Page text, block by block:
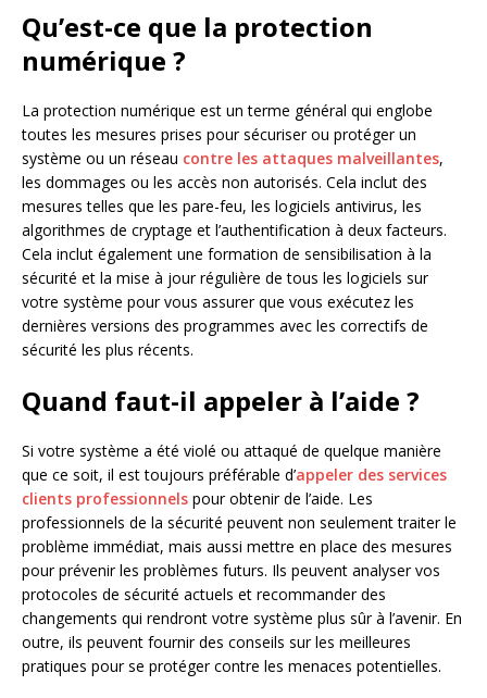
Qu’est-ce que la protection
numérique ?
La protection numérique est un terme général qui englobe
toutes les mesures prises pour sécuriser ou protéger un
système ou un réseau contre les attaques malveillantes,
les dommages ou les accès non autorisés. Cela inclut des
mesures telles que les pare-feu, les logiciels antivirus, les
algorithmes de cryptage et l’authentification à deux facteurs.
Cela inclut également une formation de sensibilisation à la
sécurité et la mise à jour régulière de tous les logiciels sur
votre système pour vous assurer que vous exécutez les
dernières versions des programmes avec les correctifs de
sécurité les plus récents.
Quand faut-il appeler à l’aide ?
Si votre système a été violé ou attaqué de quelque manière
que ce soit, il est toujours préférable d’appeler des services
clients professionnels pour obtenir de l’aide. Les
professionnels de la sécurité peuvent non seulement traiter le
problème immédiat, mais aussi mettre en place des mesures
pour prévenir les problèmes futurs. Ils peuvent analyser vos
protocoles de sécurité actuels et recommander des
changements qui rendront votre système plus sûr à l’avenir. En
outre, ils peuvent fournir des conseils sur les meilleures
pratiques pour se protéger contre les menaces potentielles.